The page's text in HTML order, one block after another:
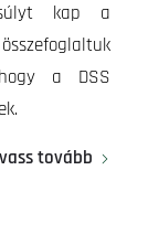
kap a
a DSS
tovább